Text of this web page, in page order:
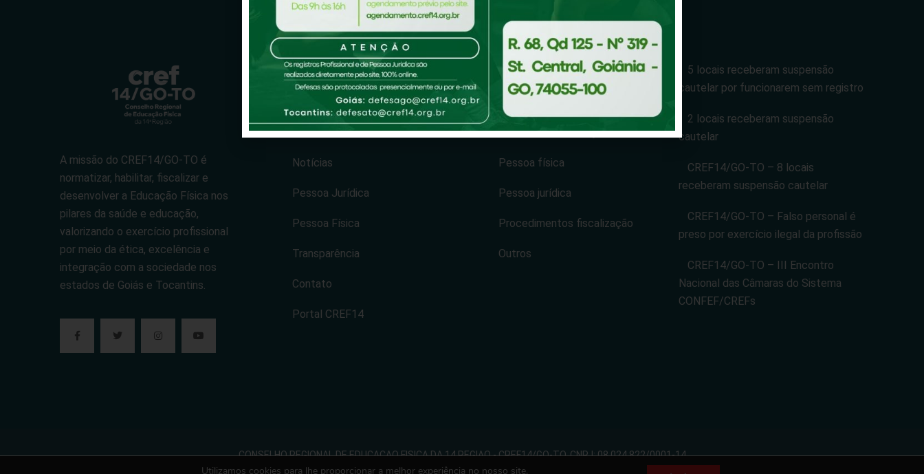
A missão do CREF14/GO-TO é
normatizar, habilitar, fiscalizar e
desenvolver a Educação Física nos
pilares da saúde e educação,
valorizando o exercício profissional
por meio da ética, excelência e
integração com a sociedade nos
estados de Goiás e Tocantins.
Cref-14
Cref14-Tv
Institucional
Notícias
Pessoa Jurídica
Pessoa Física
Transparência
Contato
Portal CREF14
Fiscalização
Formulário fiscalização
Pessoa física
Pessoa jurídica
Procedimentos fiscalização
Outros
5 locais receberam suspensão
cautelar por funcionarem sem registro
2 locais receberam suspensão
cautelar
CREF14/GO-TO – 8 locais
receberam suspensão cautelar
CREF14/GO-TO – Falso personal é
preso por exercício ilegal da profissão
CREF14/GO-TO – III Encontro
Nacional das Câmaras do Sistema
CONFEF/CREFs
CONSELHO REGIONAL DE EDUCACAO FISICA DA 14 REGIAO - CREF14/GO-TO. CNPJ: 08.024.822/0001-14
Utilizamos cookies para lhe proporcionar a melhor experiência no nosso site.